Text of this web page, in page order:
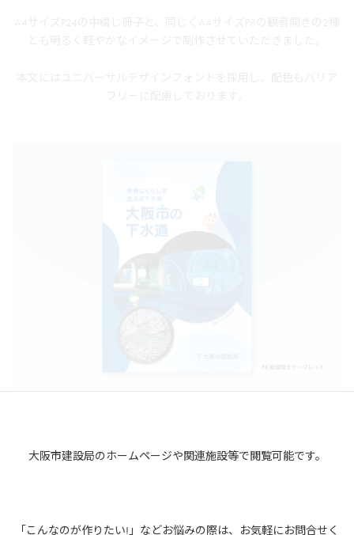
大阪市建設局のホームページや関連施設等で閲覧可能です。
「こんなのが作りたい!」などお悩みの際は、お気軽にお問合せく